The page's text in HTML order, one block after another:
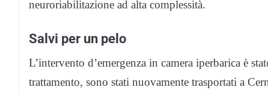
neuroriabilitazione ad alta complessità.
Salvi per un pelo
L’intervento d’emergenza in camera iperbarica è
trattamento, sono stati nuovamente trasportati a